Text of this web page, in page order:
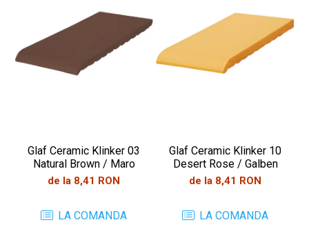
Glaf Ceramic Klinker 03
Natural Brown / Maro
de la 8,41 RON
LA COMANDA
Glaf Ceramic Klinker 10
Desert Rose / Galben
de la 8,41 RON
LA COMANDA